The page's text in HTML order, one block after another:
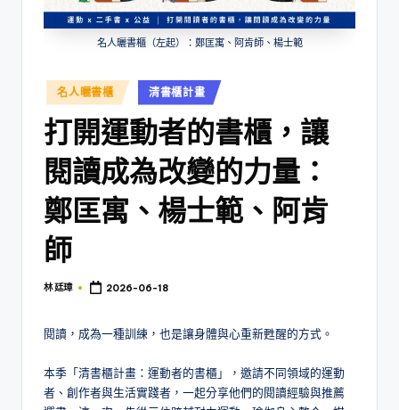
名人曬書櫃（左起）：鄭匡寓、阿肯師、楊士範
Posted
in
名人曬書櫃 清書櫃計畫
打開運動者的書櫃，讓
閱讀成為改變的力量：
鄭匡寓、楊士範、阿肯
師
Posted
林 廷璋 2026-06-18
閱讀，成為一種訓練，也是讓身體與心重新甦醒的方式。
本季「清書櫃計畫：運動者的書櫃」，邀請不同領域的運動
者、創作者與生活實踐者，一起分享他們的閱讀經驗與推薦